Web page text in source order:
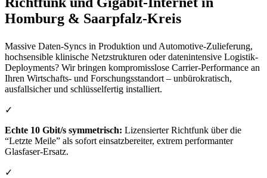
Homburg & Saarpfalz-Kreis
Massive Daten-Syncs in Produktion und Automotive-Zulieferung,
hochsensible klinische Netzstrukturen oder datenintensive Logistik-
Deployments? Wir bringen kompromisslose Carrier-Performance an
Ihren Wirtschafts- und Forschungsstandort – unbürokratisch,
ausfallsicher und schlüsselfertig installiert.
✓
Echte 10 Gbit/s symmetrisch: Lizensierter Richtfunk über die
“Letzte Meile” als sofort einsatzbereiter, extrem performanter
Glasfaser-Ersatz.
✓